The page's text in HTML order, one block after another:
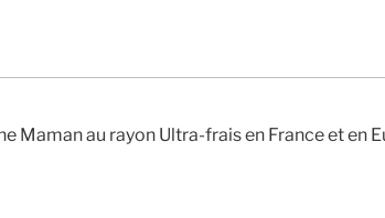
Maman au rayon Ultra-frais en France et en